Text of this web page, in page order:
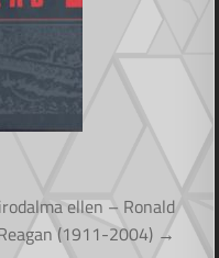
ellen – Ronald
(1911-2004) →